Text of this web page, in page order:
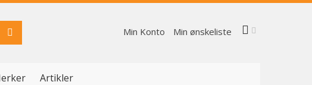
Min Konto Min ønskeliste
Artikler